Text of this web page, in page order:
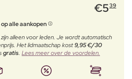
€539
alle aankopen
alleen voor leden. Je wordt automatisch
Het lidmaatschap kost9,95 €/30
gratis. Lees meer over de voordelen.